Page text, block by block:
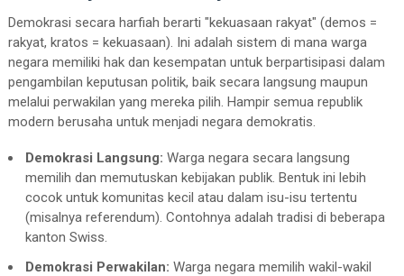
Demokrasi secara harfiah berarti "kekuasaan rakyat" (demos =
rakyat, kratos = kekuasaan). Ini adalah sistem di mana warga
negara memiliki hak dan kesempatan untuk berpartisipasi dalam
pengambilan keputusan politik, baik secara langsung maupun
melalui perwakilan yang mereka pilih. Hampir semua republik
modern berusaha untuk menjadi negara demokratis.
Demokrasi Langsung: Warga negara secara langsung
memilih dan memutuskan kebijakan publik. Bentuk ini lebih
cocok untuk komunitas kecil atau dalam isu-isu tertentu
(misalnya referendum). Contohnya adalah tradisi di beberapa
kanton Swiss.
Demokrasi Perwakilan: Warga negara memilih wakil-wakil